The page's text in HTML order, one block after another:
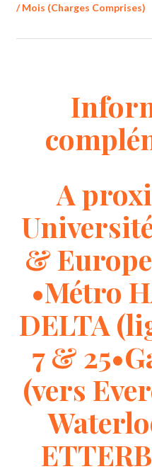
/ Mois (Charges Comprises)
A
&
•Métro
DELTA
7 &
(vers